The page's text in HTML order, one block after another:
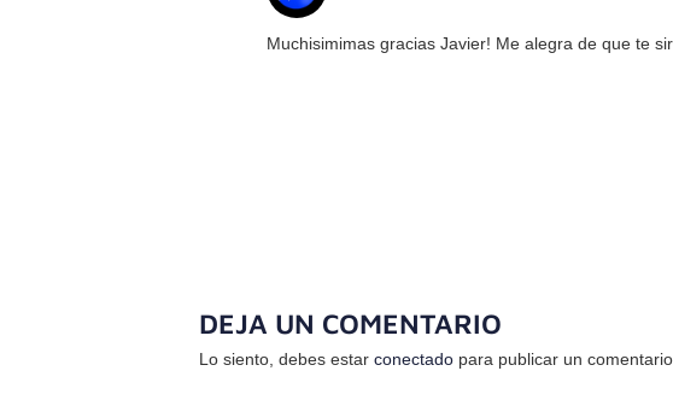
Muchisimimas gracias Javier! Me alegra de que te
DEJA UN COMENTARIO
Lo siento, debes estarconectado para publicar un comentario.